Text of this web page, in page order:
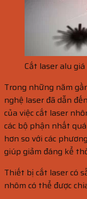
Cắt laser alu
Trong những năm
nghệ laser đã dẫn
của việc cắt laser
các bộ phận nhất
hơn so với các
giúp giảm đáng kể
Thiết bị cắt laser có
nhôm có thể được